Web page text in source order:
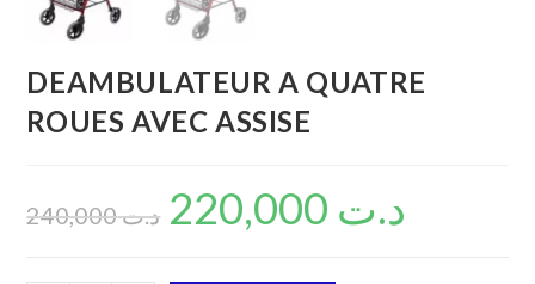
DEAMBULATEUR A QUATRE
ROUES AVEC ASSISE
د.ت240,000 د.ت